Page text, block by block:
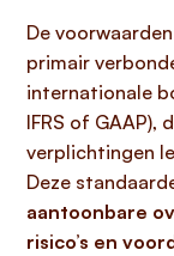
De
primair
internationale
IFRS of GAAP),
verplichtingen
Deze
aantoonbare
risico’s en